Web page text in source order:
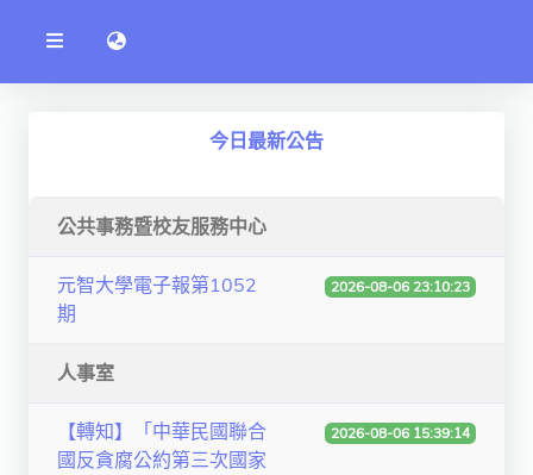
公
告
系
資訊學院
人文社社會學院
電機通訊學院
研究中心
語言切換 language switch
今日最新公告
公共事務暨校友服務中心
元智大學電子報第1052
期
2026-08-06 23:10:23
人事室
【轉知】「中華民國聯合
國反貪腐公約第三次國家
2026-08-06 15:39:14